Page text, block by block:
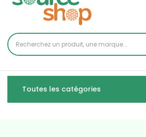
Toutes les catégories